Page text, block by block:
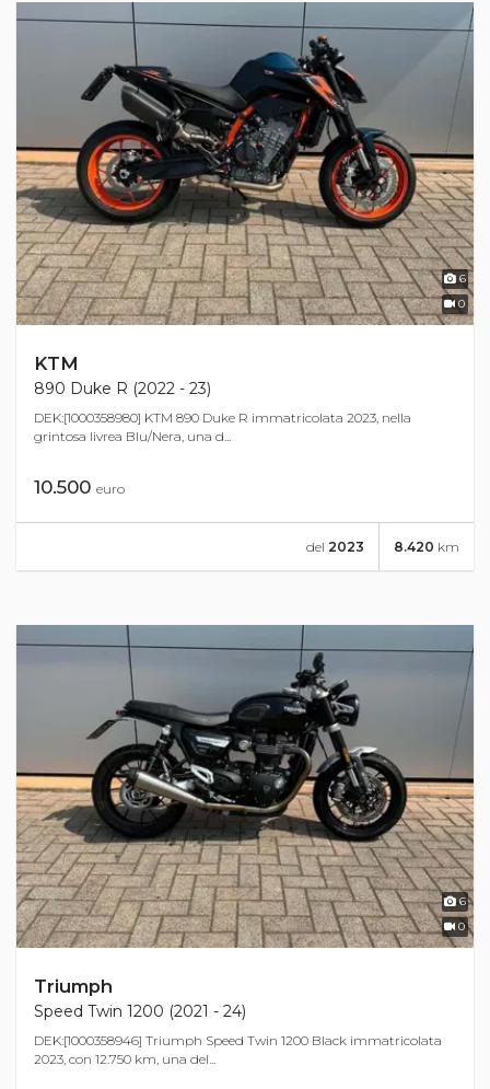
6
0
KTM
890 Duke R (2022 - 23)
DEK:[1000358980] KTM 890 Duke R immatricolata 2023, nella
grintosa livrea Blu/Nera, una d...
10.500 euro
8.420 km
del 2023
6
0
Triumph
Speed Twin 1200 (2021 - 24)
DEK:[1000358946] Triumph Speed Twin 1200 Black immatricolata
2023, con 12.750 km, una del...